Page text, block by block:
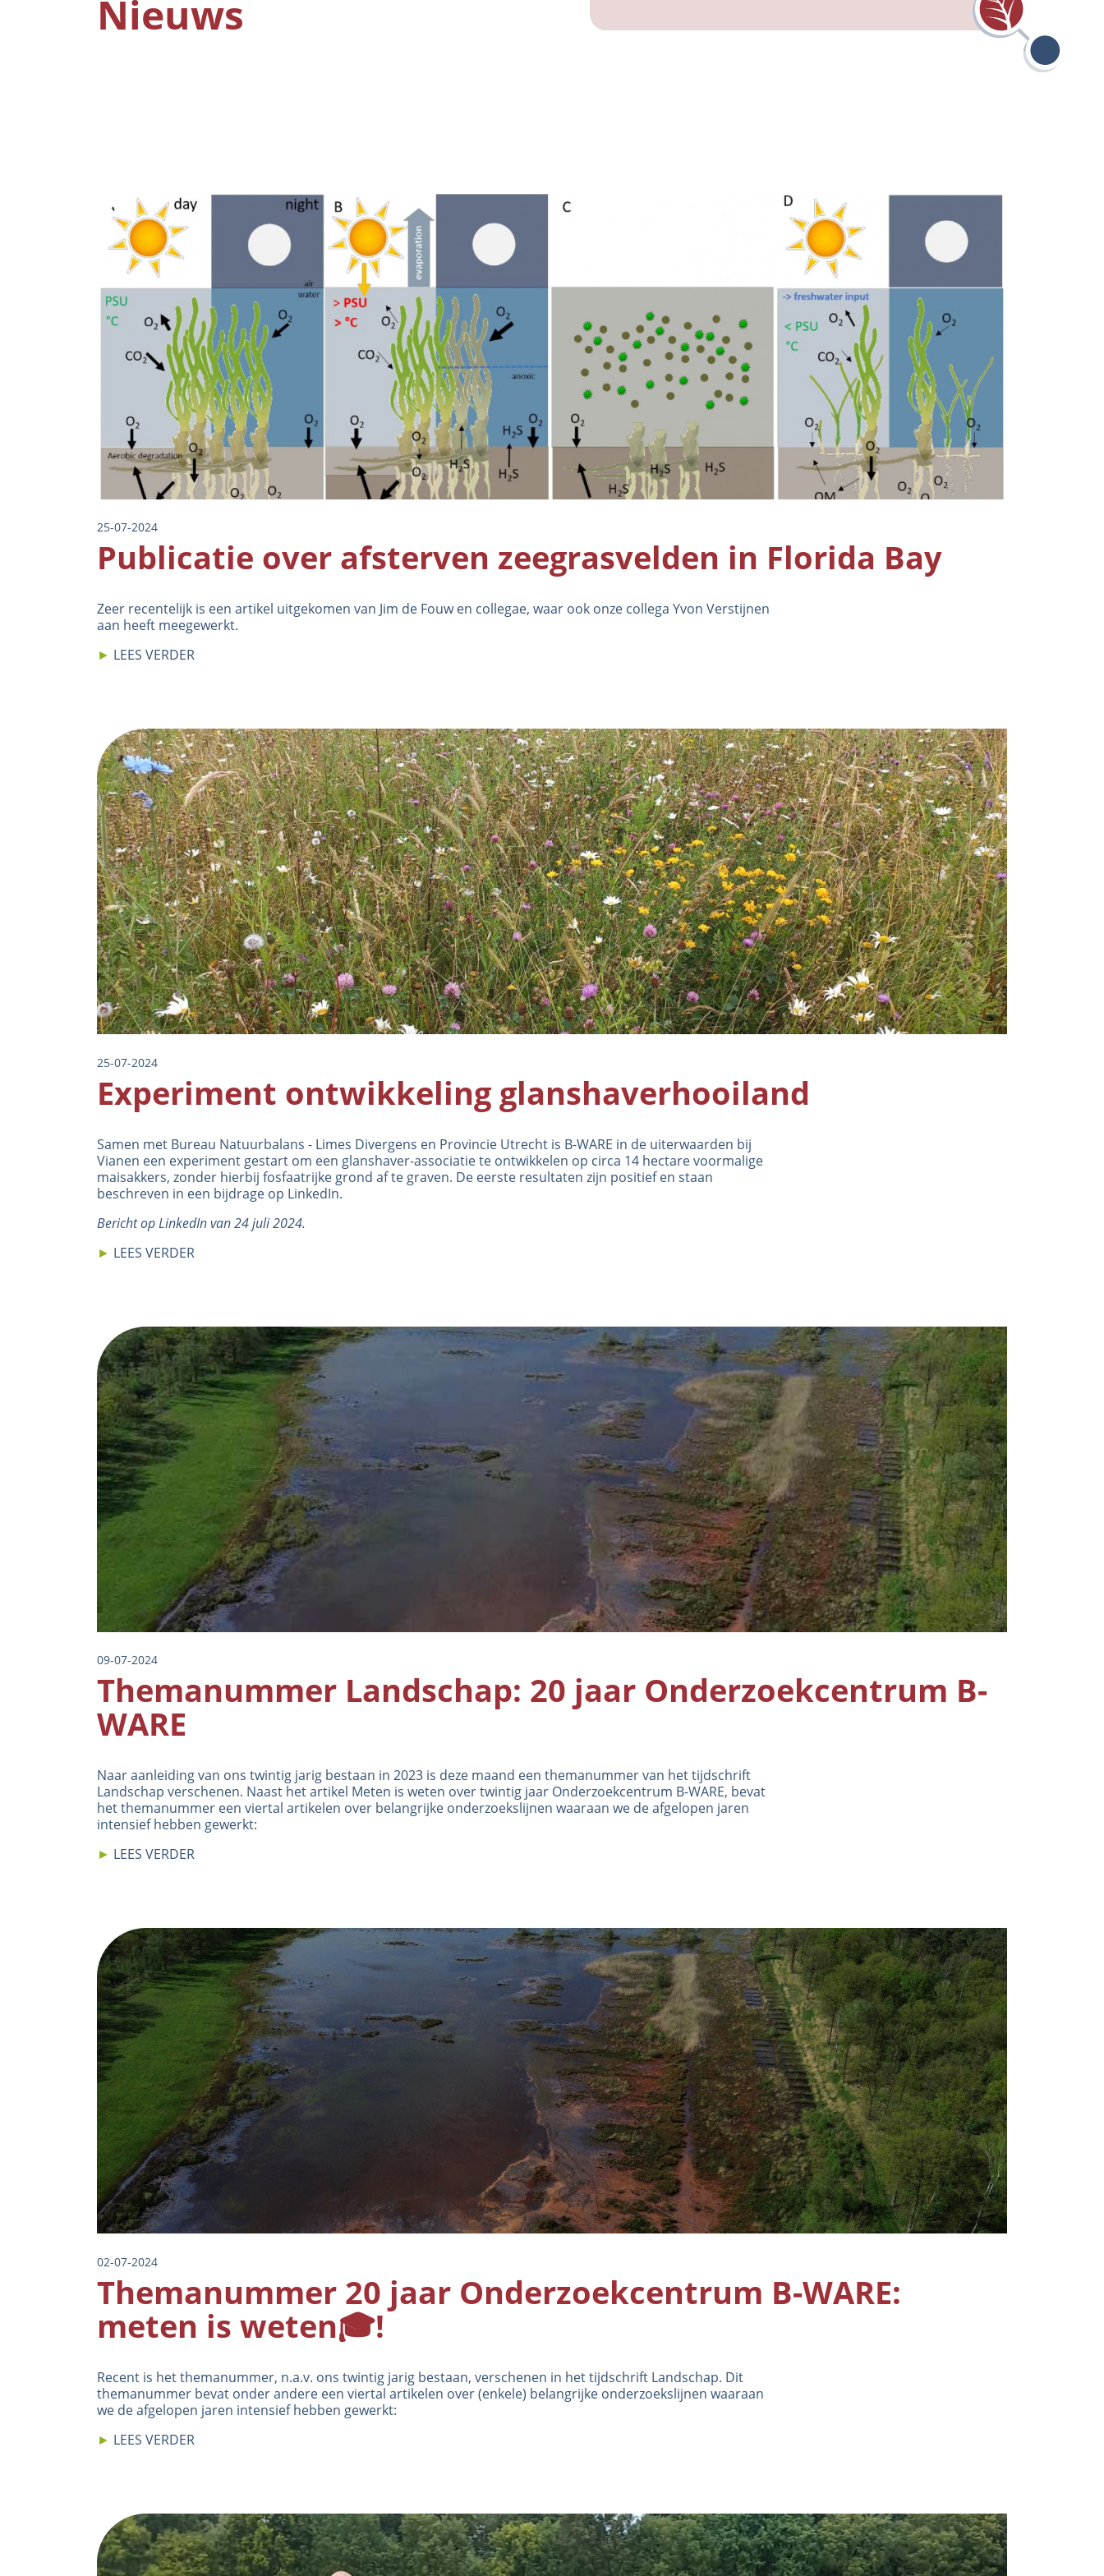
Nieuws
Image
25-07-2024
Publicatie over afsterven zeegrasvelden in Florida Bay
Zeer recentelijk is een artikel uitgekomen van Jim de Fouw en collegae, waar ook onze collega Yvon Verstijnen
aan heeft meegewerkt.
► LEES VERDER
Image
25-07-2024
Experiment ontwikkeling glanshaverhooiland
Samen met Bureau Natuurbalans - Limes Divergens en Provincie Utrecht is B-WARE in de uiterwaarden bij
Vianen een experiment gestart om een glanshaver-associatie te ontwikkelen op circa 14 hectare voormalige
maisakkers, zonder hierbij fosfaatrijke grond af te graven. De eerste resultaten zijn positief en staan
beschreven in een bijdrage op LinkedIn.
Bericht op LinkedIn van 24 juli 2024.
► LEES VERDER
Image
09-07-2024
Themanummer Landschap: 20 jaar Onderzoekcentrum B-
WARE
Naar aanleiding van ons twintig jarig bestaan in 2023 is deze maand een themanummer van het tijdschrift
Landschap verschenen. Naast het artikel Meten is weten over twintig jaar Onderzoekcentrum B-WARE, bevat
het themanummer een viertal artikelen over belangrijke onderzoekslijnen waaraan we de afgelopen jaren
intensief hebben gewerkt:
► LEES VERDER
Image
02-07-2024
Themanummer 20 jaar Onderzoekcentrum B-WARE:
meten is weten🎓!
Recent is het themanummer, n.a.v. ons twintig jarig bestaan, verschenen in het tijdschrift Landschap. Dit
themanummer bevat onder andere een viertal artikelen over (enkele) belangrijke onderzoekslijnen waaraan
we de afgelopen jaren intensief hebben gewerkt:
► LEES VERDER
Image